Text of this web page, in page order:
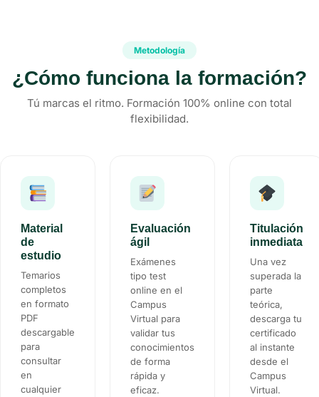
Metodología
¿Cómo funciona la formación?
Tú marcas el ritmo. Formación 100% online con total
flexibilidad.
Material
de
estudio
Temarios
completos
en formato
PDF
descargable
para
consultar
en
cualquier
Evaluación
ágil
Exámenes
tipo test
online en el
Campus
Virtual para
validar tus
conocimientos
de forma
rápida y
eficaz.
Titulación
inmediata
Una vez
superada la
parte
teórica,
descarga tu
certificado
al instante
desde el
Campus
Virtual.